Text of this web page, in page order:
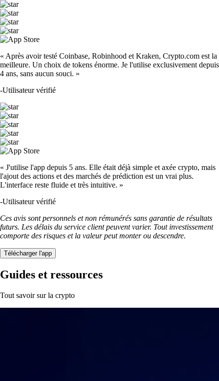
« Après avoir testé Coinbase, Robinhood et Kraken, Crypto.com est la
meilleure. Un choix de tokens énorme. Je l'utilise exclusivement depuis
4 ans, sans aucun souci. »
-Utilisateur vérifié
« J'utilise l'app depuis 5 ans. Elle était déjà simple et axée crypto, mais
l'ajout des actions et des marchés de prédiction est un vrai plus.
L'interface reste fluide et très intuitive. »
-Utilisateur vérifié
Ces avis sont personnels et non rémunérés sans garantie de résultats
futurs. Les délais du service client peuvent varier. Tout investissement
comporte des risques et la valeur peut monter ou descendre.
Télécharger l'app
Guides et ressources
Tout savoir sur la crypto